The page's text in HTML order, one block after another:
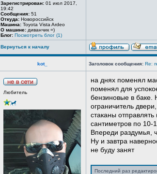
Зарегистрирован: 01 июл 2017,
19:42
Сообщения: 51
Откуда: Новороссийск
Машина: Toyota Vista Ardeo
О машине: диванчик =)
Блог: Посмотреть блог (1)
Вернуться к началу
kot_ Заголовок сообщения: Re:
Любитель
на днях поменял
поменял для
бензиновые в баке.
ограничитель
стаканы
сантиметров по 10-
Впереди раздумья,
Ну и завтра
не буду занят
Последний раз